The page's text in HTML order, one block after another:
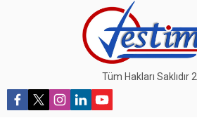
Tüm Hakları Saklıdır